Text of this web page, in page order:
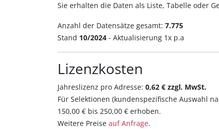
Sie erhalten die Daten als Liste, Tabelle oder
Anzahl der Datensätze gesamt: 7.775
Stand 10/2024 - Aktualisierung 1x p.a
Lizenzkosten
Jahreslizenz pro Adresse: 0,62 € zzgl. MwSt.
Für Selektionen (kundenspezifische Auswahl
150,00 € bis 250,00 € erhoben.
Weitere Preise auf Anfrage.